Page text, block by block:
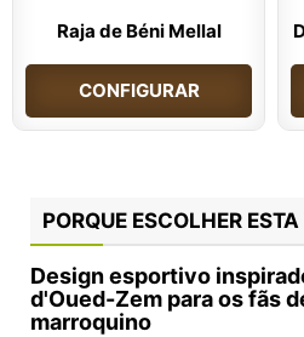
Raja de Béni Mellal
CONFIGURAR
PORQUE ESCOLHER
Design esportivo
d'Oued-Zem para os fãs
marroquino